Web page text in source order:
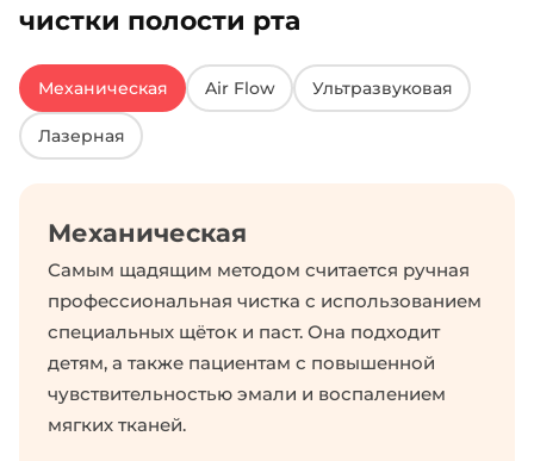
чистки полости рта
Механическая Air Flow Ультразвуковая
Лазерная
Механическая
Самым щадящим методом считается ручная
профессиональная чистка с использованием
специальных щёток и паст. Она подходит
детям, а также пациентам с повышенной
чувствительностью эмали и воспалением
мягких тканей.